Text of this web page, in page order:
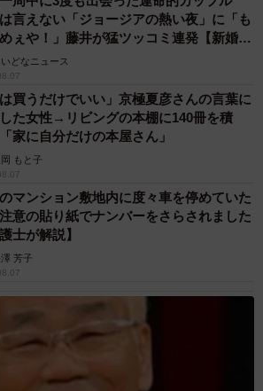
言えない「ジョージアの熱い夜」に「も
ぇや！」藤井が猛ツッコミ連発【新婚さ
いどなニュース
は買うだけでいい」京極夏彦さんの言葉に
た女性→リビングの本棚に140冊を積
家に自分だけの本屋さん」
もと子
マンション敷地内に度々車を停めていた
意の貼り紙でナンバーをさらされました
護士が解説】
芳子